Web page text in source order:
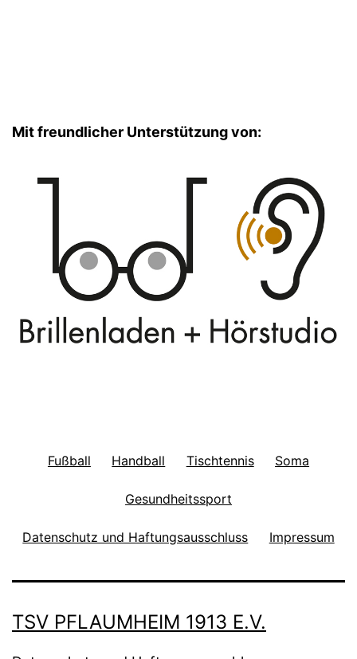
Mit freundlicher Unterstützung von:
Fußball Handball Tischtennis Soma
Gesundheitssport
Datenschutz und Haftungsausschluss Impressum
TSV PFLAUMHEIM 1913 E.V.